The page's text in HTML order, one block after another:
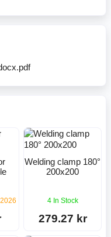
Welding clamp 180°
200x200
4 In Stock
279.27 kr